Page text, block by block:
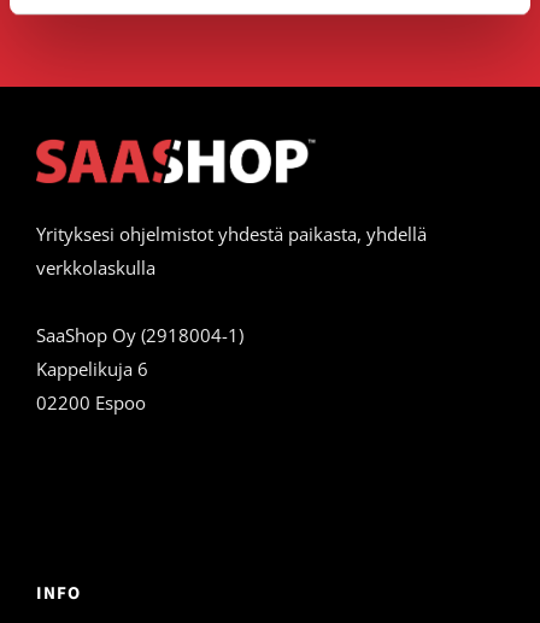
Yrityksesi ohjelmistot yhdestä paikasta, yhdellä
verkkolaskulla
SaaShop Oy (2918004-1)
Kappelikuja 6
02200 Espoo
INFO